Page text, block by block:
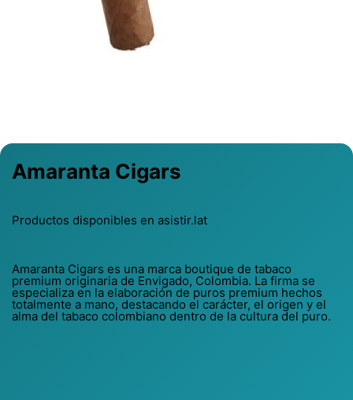
Amaranta Cigars
Productos disponibles en asistir.lat
Amaranta Cigars es una marca boutique de tabaco
premium originaria de Envigado, Colombia. La firma se
especializa en la elaboración de puros premium hechos
totalmente a mano, destacando el carácter, el origen y el
alma del tabaco colombiano dentro de la cultura del puro.